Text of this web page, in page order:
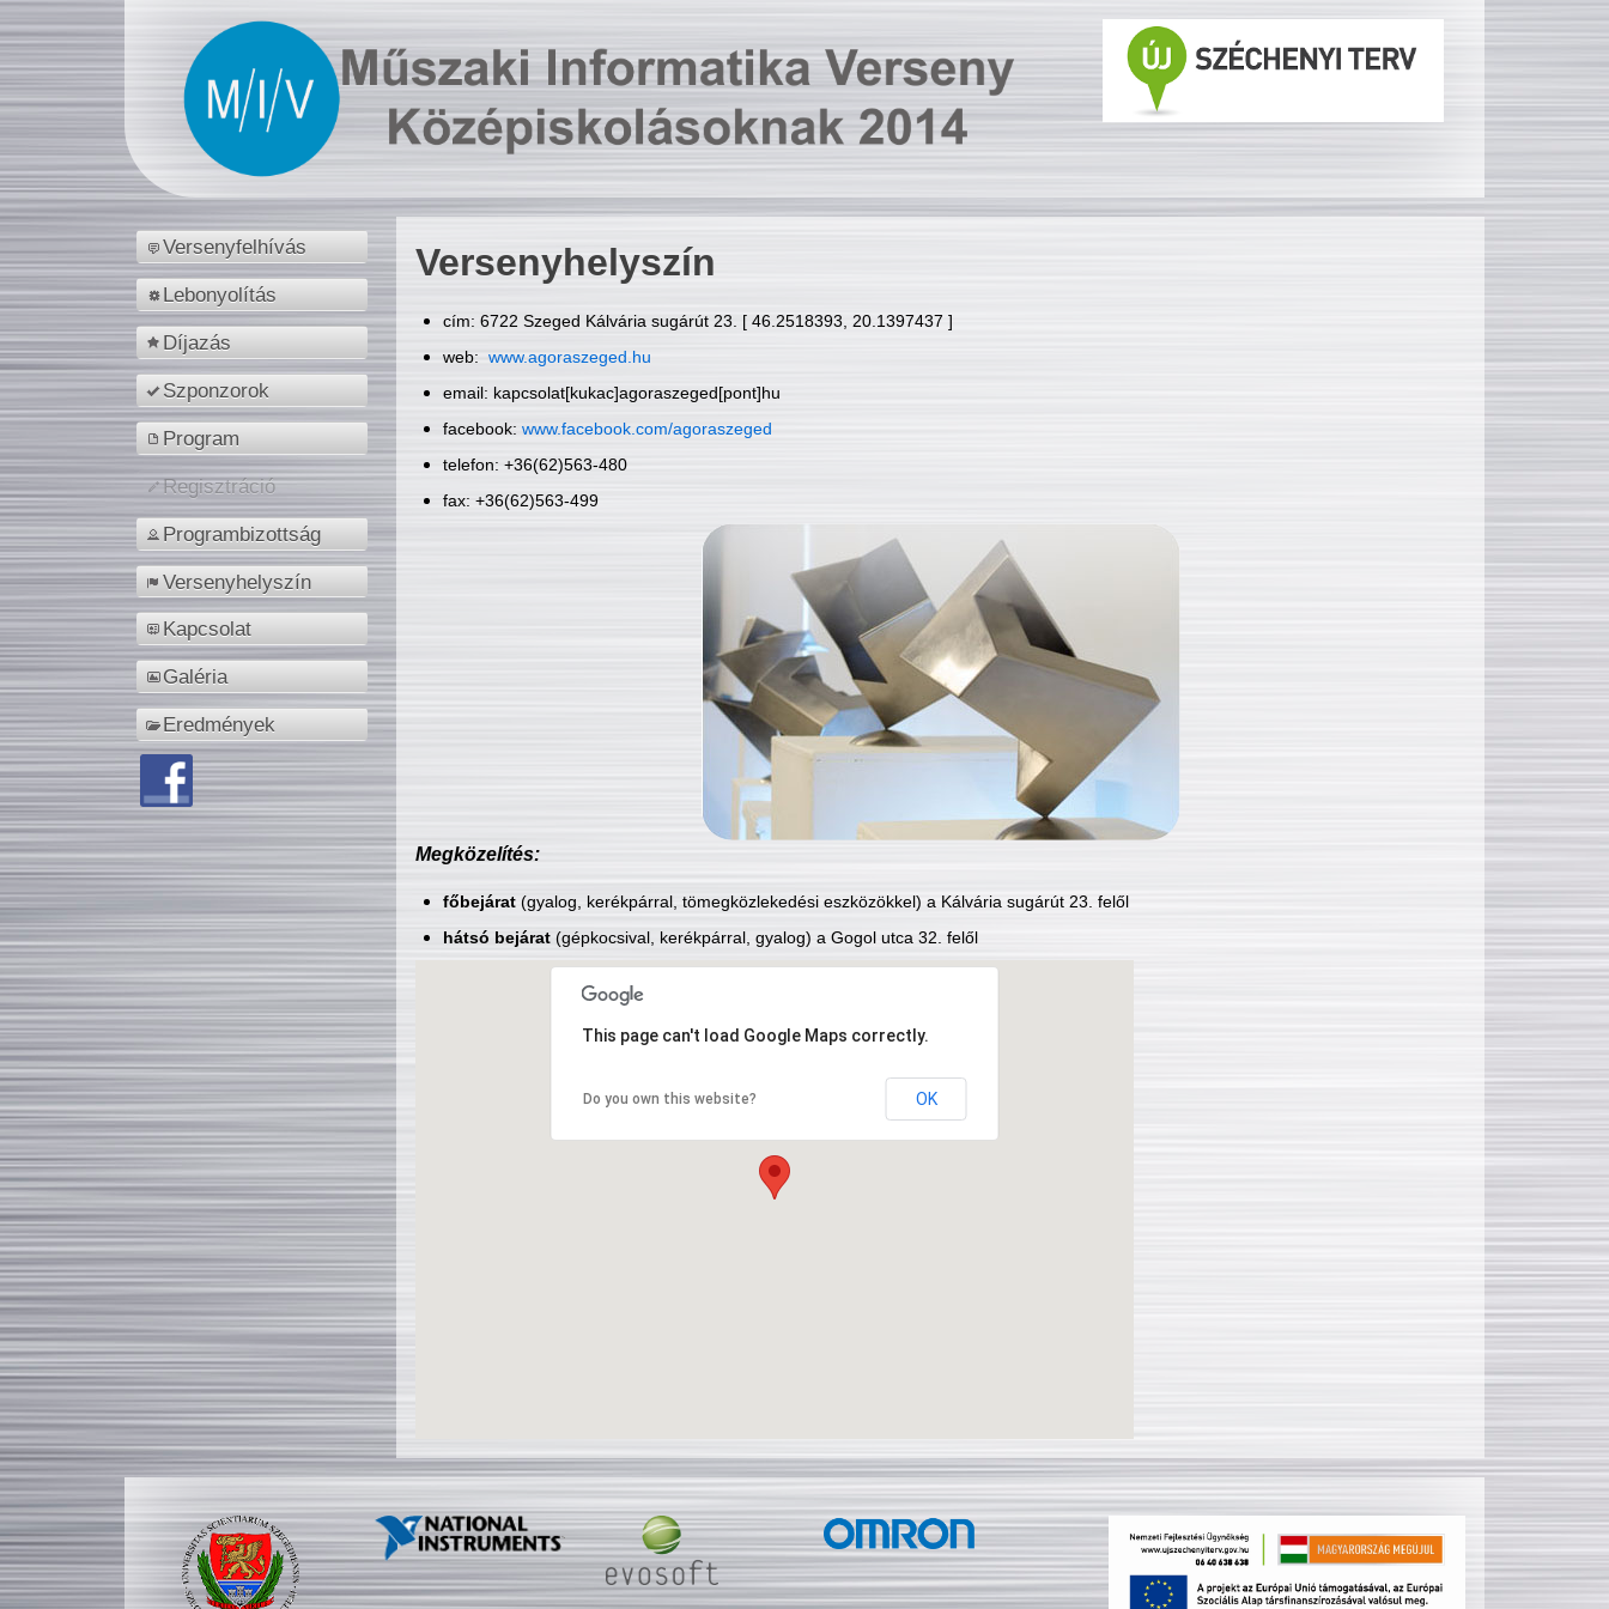
Versenyfelhívás
Lebonyolítás
Díjazás
Szponzorok
Program
Regisztráció
Programbizottság
Versenyhelyszín
Kapcsolat
Galéria
Eredmények
Versenyhelyszín
cím: 6722 Szeged Kálvária sugárút 23. [ 46.2518393, 20.1397437 ]
web: www.agoraszeged.hu
email: kapcsolat[kukac]agoraszeged[pont]hu
facebook: www.facebook.com/agoraszeged
telefon: +36(62)563-480
fax: +36(62)563-499
Megközelítés:
főbejárat(gyalog, kerékpárral, tömegközlekedési eszközökkel) a Kálvária sugárút 23. felől
hátsó bejárat(gépkocsival, kerékpárral, gyalog) a Gogol utca 32. felől
This page can't load Google Maps correctly.
Do you own this website? OK